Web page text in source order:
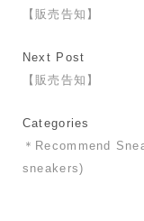
【販売告知】
Next Post
【販売告知】
Categories
＊Recommend
sneakers)